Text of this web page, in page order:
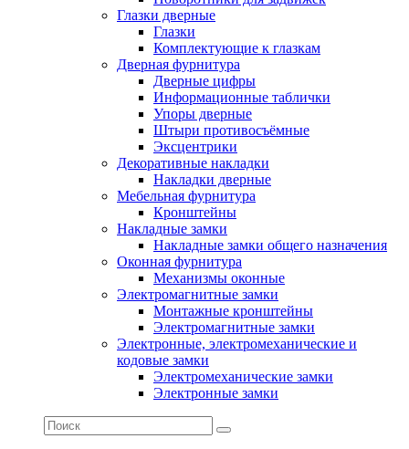
Глазки дверные
Глазки
Комплектующие к глазкам
Дверная фурнитура
Дверные цифры
Информационные таблички
Упоры дверные
Штыри противосъёмные
Эксцентрики
Декоративные накладки
Накладки дверные
Мебельная фурнитура
Кронштейны
Накладные замки
Накладные замки общего назначения
Оконная фурнитура
Механизмы оконные
Электромагнитные замки
Монтажные кронштейны
Электромагнитные замки
Электронные, электромеханические и
кодовые замки
Электромеханические замки
Электронные замки